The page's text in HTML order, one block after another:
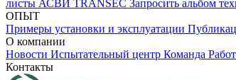
листы АСВИ TRANSEC Запросить альбом
ОПЫТ
Примеры установки и эксплуатации
О компании
Новости Испытательный центр Команда
Контакты